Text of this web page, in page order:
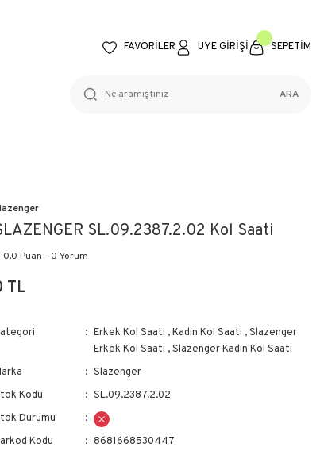
FAVORİLER ÜYE GİRİŞİ SEPETİM
ARA
SL.09.2387.2.02 Kol Saati
0.0 Puan - 0 Yorum
TL
Erkek Kol Saati ,Kadın Kol Saati ,Slazenger
Erkek Kol Saati ,Slazenger Kadın Kol Saati
Slazenger
Kodu
SL.09.2387.2.02
Durumu
Kodu
8681668530447